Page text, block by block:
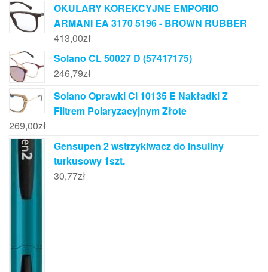
OKULARY KOREKCYJNE EMPORIO
ARMANI EA 3170 5196 - BROWN RUBBER
413,00zł
Solano CL 50027 D (57417175)
246,79zł
Solano Oprawki Cl 10135 E Nakładki Z
Filtrem Polaryzacyjnym Złote
269,00zł
Gensupen 2 wstrzykiwacz do insuliny
turkusowy 1szt.
30,77zł